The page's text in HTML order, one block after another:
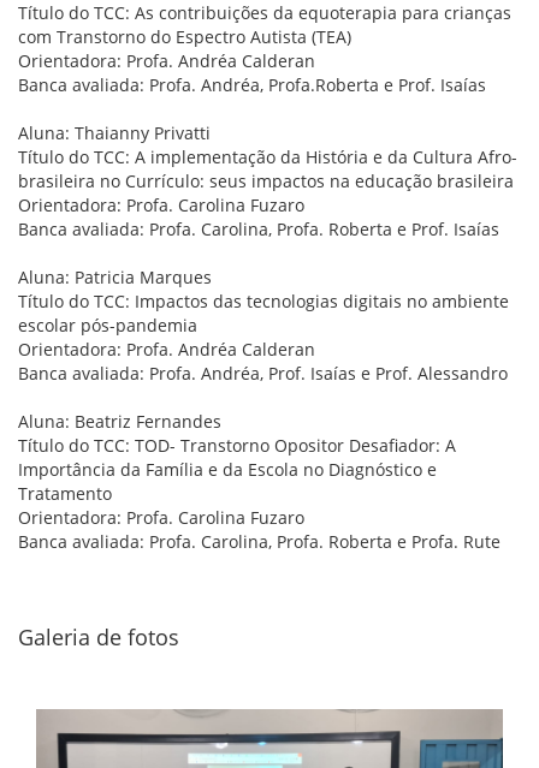
Título do TCC: As contribuições da equoterapia para crianças
com Transtorno do Espectro Autista (TEA)
Orientadora: Profa. Andréa Calderan
Banca avaliada: Profa. Andréa, Profa.Roberta e Prof. Isaías
Aluna: Thaianny Privatti
Título do TCC: A implementação da História e da Cultura Afro-
brasileira no Currículo: seus impactos na educação brasileira
Orientadora: Profa. Carolina Fuzaro
Banca avaliada: Profa. Carolina, Profa. Roberta e Prof. Isaías
Aluna: Patricia Marques
Título do TCC: Impactos das tecnologias digitais no ambiente
escolar pós-pandemia
Orientadora: Profa. Andréa Calderan
Banca avaliada: Profa. Andréa, Prof. Isaías e Prof. Alessandro
Aluna: Beatriz Fernandes
Título do TCC: TOD- Transtorno Opositor Desafiador: A
Importância da Família e da Escola no Diagnóstico e
Tratamento
Orientadora: Profa. Carolina Fuzaro
Banca avaliada: Profa. Carolina, Profa. Roberta e Profa. Rute
Galeria de fotos